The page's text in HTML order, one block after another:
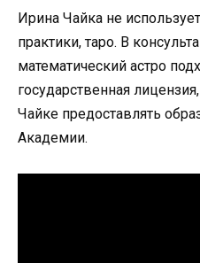
Ирина Чайка не
практики, таро. В
математический астро
государственная
Чайке предоставлять
Академии.